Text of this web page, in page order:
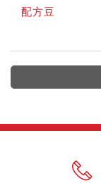
配方豆